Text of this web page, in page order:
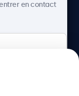
en contact